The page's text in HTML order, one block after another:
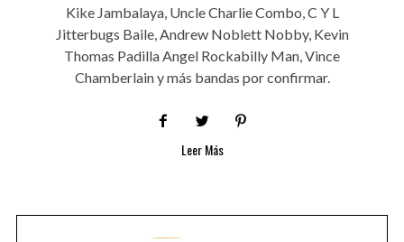
Kike Jambalaya, Uncle Charlie Combo, C Y L
Jitterbugs Baile, Andrew Noblett Nobby, Kevin
Thomas Padilla Angel Rockabilly Man, Vince
Chamberlain y más bandas por confirmar.
Leer Más